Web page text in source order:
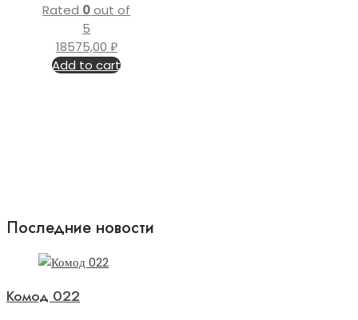
Rated 0out of
5
18575,00 ₽
Add to cart
Последние новости
Комод 022